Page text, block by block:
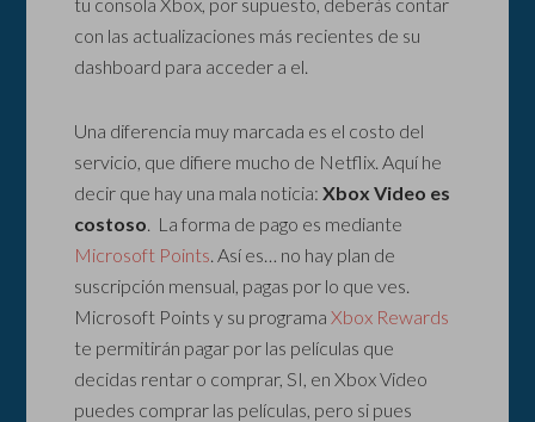
con las actualizaciones más recientes de su
dashboard para acceder a el.
Una diferencia muy marcada es el costo del
servicio, que difiere mucho de Netflix. Aquí he
decir que hay una mala noticia:Xbox Video es
costoso. La forma de pago es mediante
Microsoft Points. Así es… no hay plan de
suscripción mensual, pagas por lo que ves.
Microsoft Points y su programaXbox Rewards
te permitirán pagar por las películas que
decidas rentar o comprar, SI, en Xbox Video
puedes comprar las películas, pero si pues